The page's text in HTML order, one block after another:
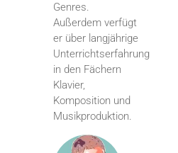
Genres.
Außerdem verfügt
er über langjährige
Unterrichtserfahrung
in den Fächern
Klavier,
Komposition und
Musikproduktion.